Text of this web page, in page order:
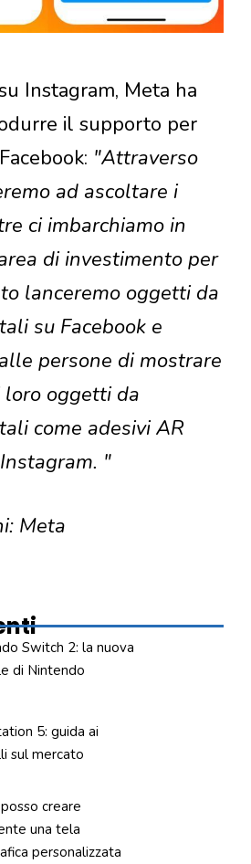
Instagram, Meta ha
il supporto per
"Attraverso
ad ascoltare i
ci imbarchiamo in
di investimento per
lanceremo oggetti da
su Facebook e
persone di mostrare
loro oggetti da
come adesivi AR
"
Meta
Switch 2: la nuova
di Nintendo
5: guida ai
sul mercato
creare
una tela
personalizzata